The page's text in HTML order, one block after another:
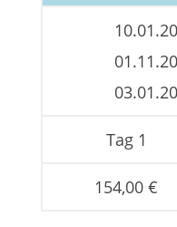
Tag 1
154,00 €